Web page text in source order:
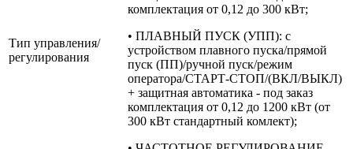
Тип управления/
регулирования
комплектация от 0,12 до 300 кВт;
• ПЛАВНЫЙ ПУСК (УПП): с
устройством плавного пуска/прямой
пуск (ПП)/ручной пуск/режим
оператора/СТАРТ-СТОП/(ВКЛ/ВЫКЛ)
+ защитная автоматика - под заказ
комплектация от 0,12 до 1200 кВт (от
300 кВт стандартный комлект);